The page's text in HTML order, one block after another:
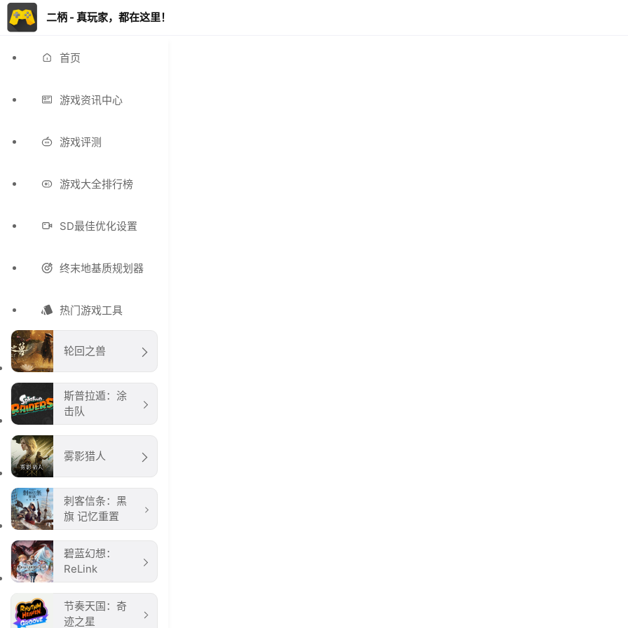
二柄 - 真玩家，都在这里！
首页
游戏资讯中心
游戏评测
游戏大全排行榜
SD最佳优化设置
终末地基质规划器
热门游戏工具
轮回之兽
斯普拉遁：涂
击队
雾影猎人
刺客信条：黑
旗 记忆重置
碧蓝幻想：
ReLink
节奏天国：奇
迹之星